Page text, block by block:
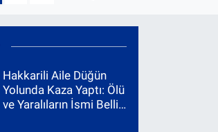
Hakkarili Aile Düğün
Yolunda Kaza Yaptı: Ölü
ve Yaralıların İsmi Belli